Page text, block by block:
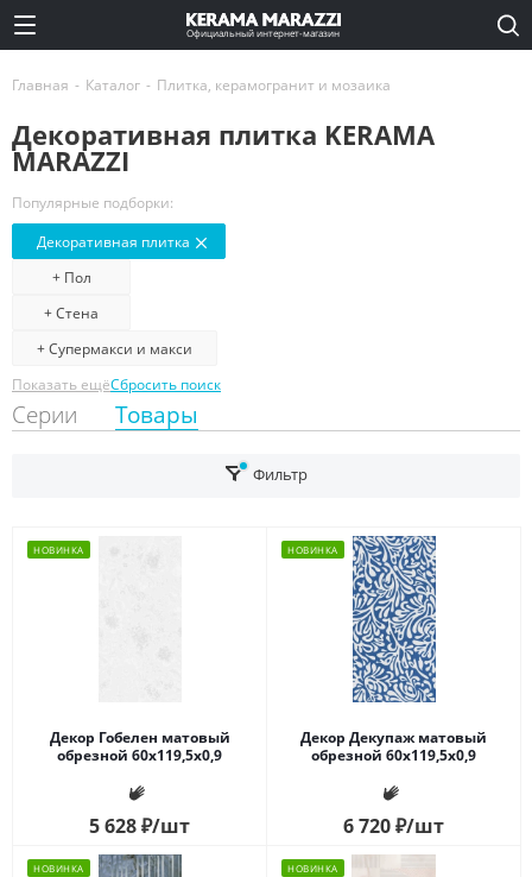
Официальный интернет-магазин
Главная - Каталог - Плитка, керамогранит и мозаика
Декоративная плитка KERAMA
MARAZZI
Популярные подборки:
Декоративная плитка
+ Пол
+ Стена
+ Супермакси и макси
Показать ещёСбросить поиск
Серии Товары
Фильтр
НОВИНКА
Декор Гобелен матовый
обрезной 60x119,5x0,9
5 628₽/шт
НОВИНКА
Декор Декупаж матовый
обрезной 60x119,5x0,9
6 720₽/шт
НОВИНКА НОВИНКА